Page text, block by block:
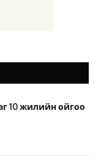
10 жилийн ойгоо